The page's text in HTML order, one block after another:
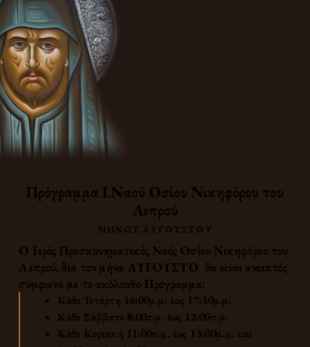
Πρόγραμμα Ι.Ναού Οσίου Νικηφόρου του
Λεπρού
ΜΗΝΟΣ ΑΥΓΟΎΣΤΟΥ
Ο Ιερός Προσκυνηματικός Ναός Οσίου Νικηφόρου του
Λεπρού, διά τον μήνα ΑΥΓΟΥΣΤΟ θα είναι ανοικτός
σύμφωνα με το ακόλουθο Πρόγραμμα:
Κάθε Τετάρτη 16:00μ.μ. έως 17:30μ.μ.
Κάθε Σάββατο 8:00π.μ. έως 12:00π.μ.
Κάθε Κυριακή 11:00π.μ. έως 13:00μ.μ. και